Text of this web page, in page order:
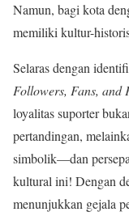
Namun, bagi kota
memiliki kultur-
Selaras dengan
Followers, Fans, and
loyalitas suporter
pertandingan,
simbolik—dan
kultural ini! Dengan
menunjukkan gejala